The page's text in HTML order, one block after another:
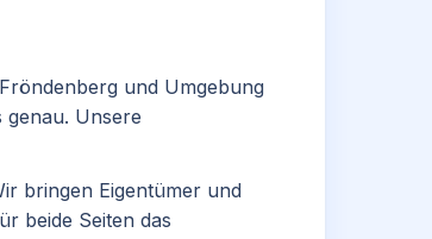
und Umgebung
genau. Unsere
bringen Eigentümer und
beide Seiten das